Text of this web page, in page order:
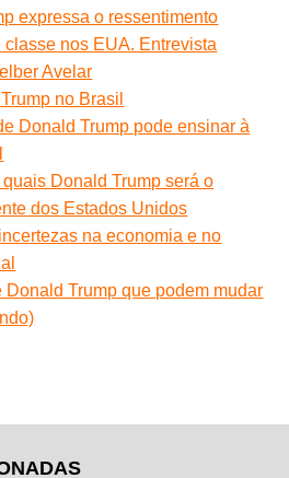
expressa o ressentimento
nos EUA. Entrevista
Avelar
no Brasil
Donald Trump pode ensinar à
Donald Trump será o
dos Estados Unidos
na economia e no
Donald Trump que podem mudar